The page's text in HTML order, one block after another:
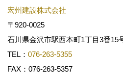
宏州建設株式会社
〒920-0025
石川県金沢市駅西本町1丁目3番15
TEL： 076-263-5355
FAX：076-263-5357